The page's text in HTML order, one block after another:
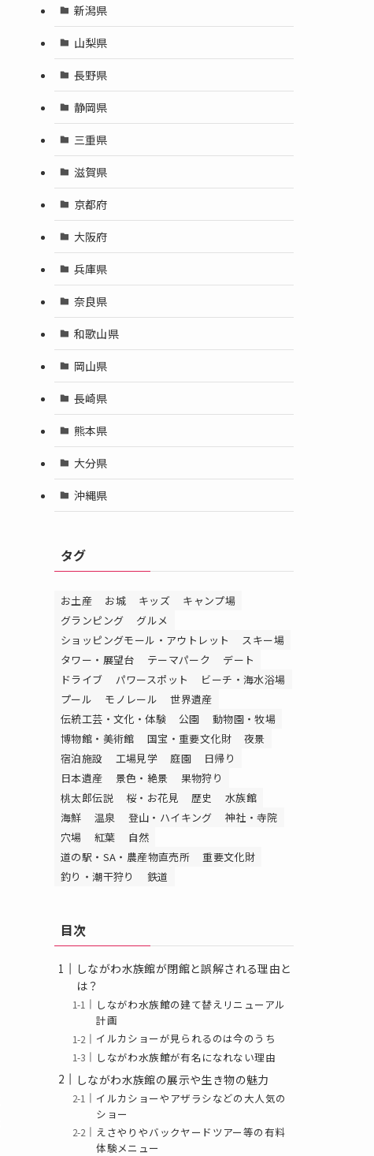
新潟県
山梨県
長野県
静岡県
三重県
滋賀県
京都府
大阪府
兵庫県
奈良県
和歌山県
岡山県
長崎県
熊本県
大分県
沖縄県
タグ
お土産 お城 キッズ
キャンプ場
グランピング
グルメ
ショッピングモール・アウトレット
スキー場
タワー・展望台
テーマパーク
デート
ドライブ
パワースポット
ビーチ・海水浴場
プール
モノレール
世界遺産
伝統工芸・文化・体験
公園
動物園・牧場
博物館・美術館
国宝・重要文化財
夜景
宿泊施設
工場見学 庭園
日帰り
日本遺産
景色・絶景
果物狩り
桃太郎伝説
桜・お花見 歴史
水族館
海鮮
温泉 登山・ハイキング
神社・寺院
穴場
紅葉
自然
道の駅・SA・農産物直売所
重要文化財
釣り・潮干狩り
鉄道
目次
しながわ水族館が閉館と誤解される理由と
は？
しながわ水族館の建て替えリニューアル
計画
イルカショーが見られるのは今のうち
しながわ水族館が有名になれない理由
しながわ水族館の展示や生き物の魅力
イルカショーやアザラシなどの大人気の
ショー
えさやりやバックヤードツアー等の有料
体験メニュー